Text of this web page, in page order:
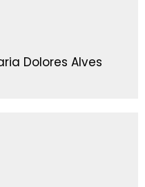
Dolores Alves